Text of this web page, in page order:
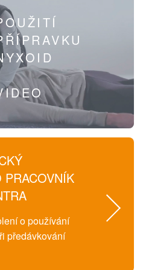
PRACOVNÍK
o používání
předávkování